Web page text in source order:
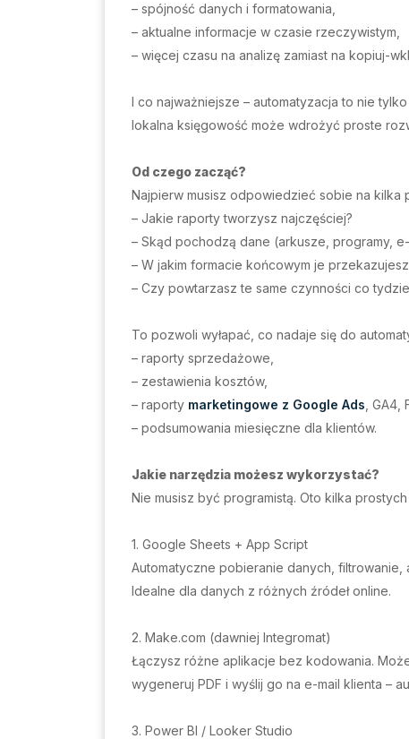
– spójność danych i formatowania,
– aktualne informacje w czasie rzeczywistym,
– więcej czasu na analizę zamiast na kopiuj-
I co najważniejsze – automatyzacja to nie
lokalna księgowość może wdrożyć proste
Od czego zacząć?
Najpierw musisz odpowiedzieć sobie na kilka
– Jakie raporty tworzysz najczęściej?
– Skąd pochodzą dane (arkusze, programy,
– W jakim formacie końcowym je
– Czy powtarzasz te same czynności co
To pozwoli wyłapać, co nadaje się do
– raporty sprzedażowe,
– zestawienia kosztów,
– raporty marketingowe z Google Ads ,
– podsumowania miesięczne dla klientów.
Jakie narzędzia możesz wykorzystać?
Nie musisz być programistą. Oto kilka
1. Google Sheets + App Script
Automatyczne pobieranie danych, filtrowanie,
Idealne dla danych z różnych źródeł online.
2. Make.com (dawniej Integromat)
Łączysz różne aplikacje bez kodowania.
wygeneruj PDF i wyślij go na e-mail klienta –
3. Power BI / Looker Studio